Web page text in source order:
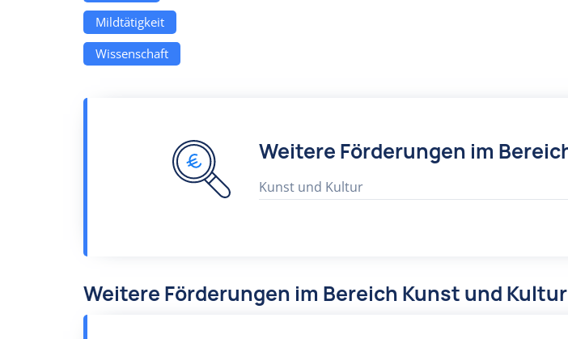
Mildtätigkeit
Wissenschaft
Weitere Förderungen im
Kunst und Kultur
Weitere Förderungen im Bereich Kunst und Kultur